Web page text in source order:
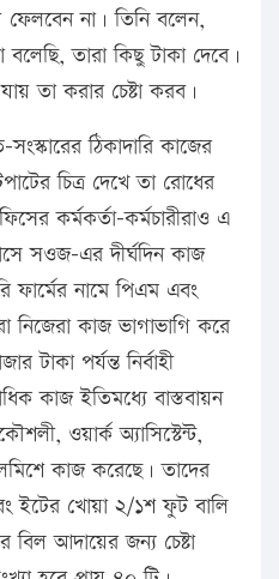
না। তিনি বলেন,
বলেছি, তারা কিছু টাকা দেবে।
তা করার চেষ্টা করব।
ঠিকাদারি কাজের
চিত্র দেখে তা রোধের
কর্মকর্তা-কর্মচারীরাও এ
সওজ-এর দীর্ঘদিন কাজ
ফার্মের নামে পিএম এবং
কাজ ভাগাভাগি করে
টাকা পর্যন্ত নির্বাহী
কাজ ইতিমধ্যে বাস্তবায়ন
ওয়ার্ক অ্যাসিস্টেন্ট,
কাজ করেছে। তাদের
ইটের খোয়া ২/১শ ফুট বালি
বিল আদায়ের জন্য চেষ্টা